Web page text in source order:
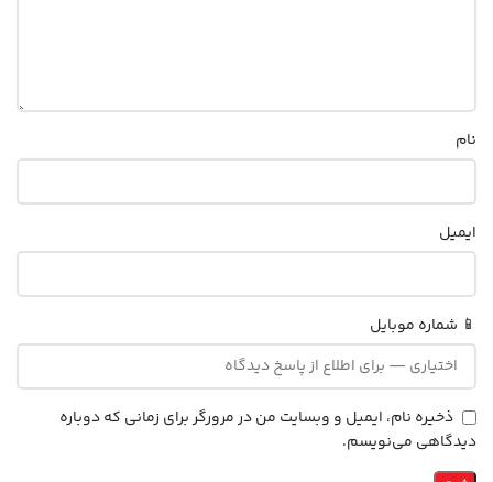
نام
ایمیل
📱 شماره موبایل
ذخیره نام، ایمیل و وبسایت من در مرورگر برای زمانی که دوباره
دیدگاهی می‌نویسم.